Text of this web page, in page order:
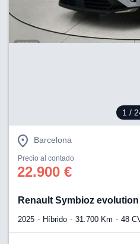
socios
1 /
Barcelona
Precio al contado
22.900 €
Renault Symbioz
2025 Híbrido 31.700 Km 48